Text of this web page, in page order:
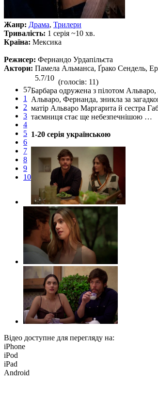
Жанр: Драма, Трилери
Тривалість: 1 серія ~10 хв.
Країна: Мексика
Режисер: Фернандо Урдапільєта
Актори: Памела Альманса, Ґрако Сендель,
57
1
2
3
4
5
6
7
8
9
10
5.7/10 (голосів: 11)
Барбара одружена з пілотом
Альваро, Фернанда, зникла за
матір Альваро Маргарита й сестра
таємниця стає ще небезпечнішою …
1-20 серія українською
Відео доступне для перегляду на:
iPhone
iPod
iPad
Android